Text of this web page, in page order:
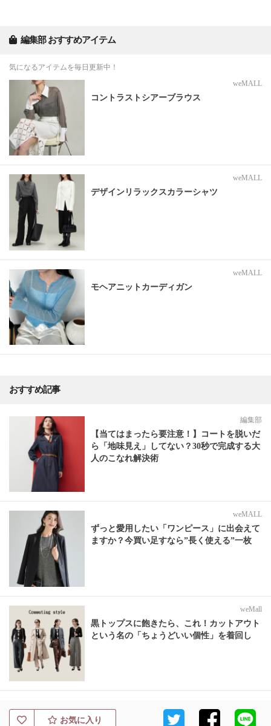
編集部 おすすめアイテム
気になるアイテムを毎日更新中！
weMALL
コントラストシアーブラウス
weMALL
デザインリラックスカラーシャツ
weMALL
モヘアニットカーディガン
おすすめ記事
編集部
【当てはまったら要注意！】コートを脱いだ
ら「地味見え」してない？30秒で完成する大
人のこなれ解決術
weMALL
ずっと愛用したい「ワンピース」に出会えて
ますか？今買い足すなら”長く使える”一枚
weMall
黒トップスに飽きたら、これ！カットアウト
という名の「ちょうどいい個性」を着回し
お気に入り